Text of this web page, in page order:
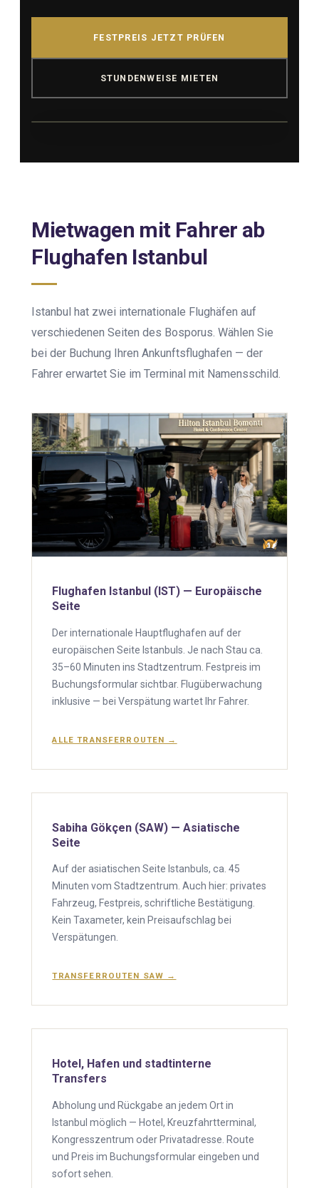
FESTPREIS JETZT PRÜFEN
STUNDENWEISE MIETEN
Mietwagen mit Fahrer ab
Flughafen Istanbul
Istanbul hat zwei internationale Flughäfen auf
verschiedenen Seiten des Bosporus. Wählen Sie
bei der Buchung Ihren Ankunftsflughafen — der
Fahrer erwartet Sie im Terminal mit Namensschild.
Flughafen Istanbul (IST) — Europäische
Seite
Der internationale Hauptflughafen auf der
europäischen Seite Istanbuls. Je nach Stau ca.
35–60 Minuten ins Stadtzentrum. Festpreis im
Buchungsformular sichtbar. Flugüberwachung
inklusive — bei Verspätung wartet Ihr Fahrer.
ALLE TRANSFERROUTEN →
Sabiha Gökçen (SAW) — Asiatische
Seite
Auf der asiatischen Seite Istanbuls, ca. 45
Minuten vom Stadtzentrum. Auch hier: privates
Fahrzeug, Festpreis, schriftliche Bestätigung.
Kein Taxameter, kein Preisaufschlag bei
Verspätungen.
TRANSFERROUTEN SAW →
Hotel, Hafen und stadtinterne
Transfers
Abholung und Rückgabe an jedem Ort in
Istanbul möglich — Hotel, Kreuzfahrtterminal,
Kongresszentrum oder Privatadresse. Route
und Preis im Buchungsformular eingeben und
sofort sehen.